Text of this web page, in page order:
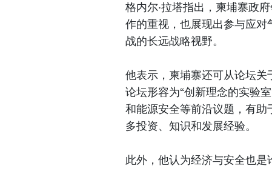
格内尔·拉塔指出，柬埔寨政
作的重视，也展现出参与应
战的长远战略视野。
他表示，柬埔寨还可从论坛关
论坛形容为“创新理念的实验
和能源安全等前沿议题，有
多投资、知识和发展经验。
此外，他认为经济与安全也